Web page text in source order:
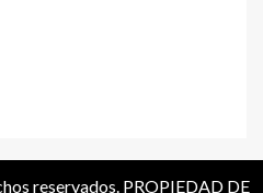
reservados. PROPIEDAD DE